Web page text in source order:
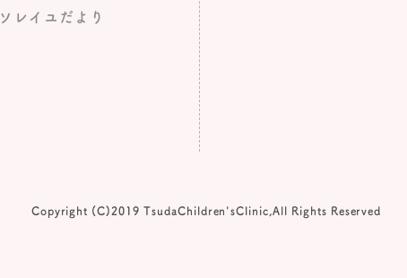
ソレイユだより
Copyright (C)2019 TsudaChildren'sClinic,All Rights Reserved